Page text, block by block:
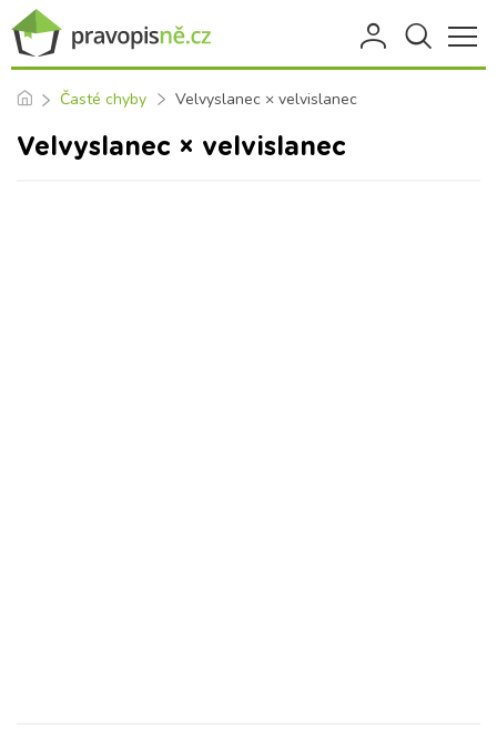
Časté chyby Velvyslanec × velvislanec
Velvyslanec × velvislanec